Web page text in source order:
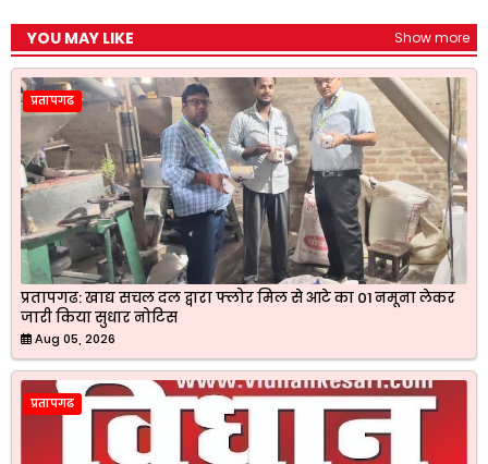
YOU MAY LIKE Show more
प्रतापगढ
प्रतापगढ: खाद्य सचल दल द्वारा फ्लोर मिल से आटे का 01 नमूना लेकर
जारी किया सुधार नोटिस
Aug 05, 2026
प्रतापगढ